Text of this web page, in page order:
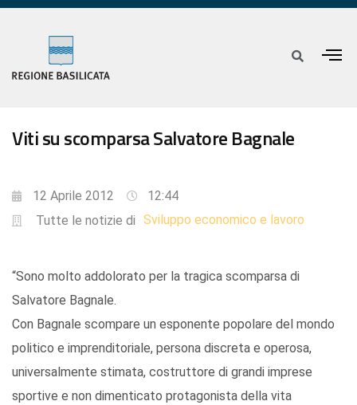
Viti su scomparsa Salvatore Bagnale
12 Aprile 2012
12:44
Tutte le notizie di Sviluppo economico e lavoro
“Sono molto addolorato per la tragica scomparsa di
Salvatore Bagnale.
Con Bagnale scompare un esponente popolare del mondo
politico e imprenditoriale, persona discreta e operosa,
universalmente stimata, costruttore di grandi imprese
sportive e non dimenticato protagonista della vita